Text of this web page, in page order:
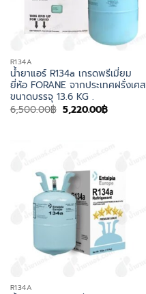
R134A
น้ำยาแอร์ R134a เกรดพรีเมี่ยม
ยี่ห้อ FORANE จากประเทศฝรั่งเศส
ขนาดบรรจุ 13.6 KG .
6,500.00฿ Original
price
5,220.00฿Current
price
R134A